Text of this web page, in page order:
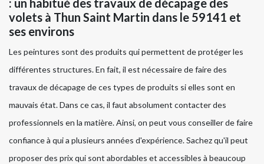
: un habitué des travaux de décapage des
volets à Thun Saint Martin dans le 59141 et
ses environs
Les peintures sont des produits qui permettent de protéger les
différentes structures. En fait, il est nécessaire de faire des
travaux de décapage de ces types de produits si elles sont en
mauvais état. Dans ce cas, il faut absolument contacter des
professionnels en la matière. Ainsi, on peut vous conseiller de faire
confiance à qui a plusieurs années d'expérience. Sachez qu'il peut
proposer des prix qui sont abordables et accessibles à beaucoup